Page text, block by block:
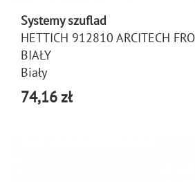
Systemy szuflad
HETTICH 912810 ARCITECH
BIAŁY
Biały
74,16 zł